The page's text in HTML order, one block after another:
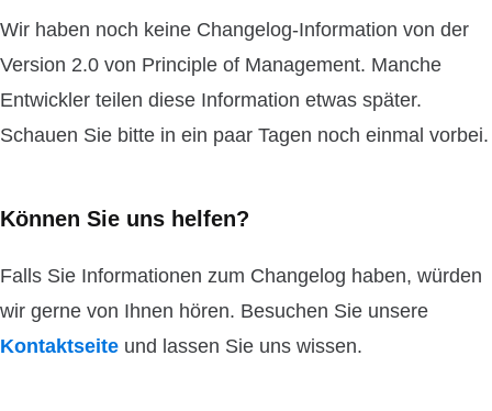
Wir haben noch keine Changelog-Information von der
Version 2.0 von Principle of Management. Manche
Entwickler teilen diese Information etwas später.
Schauen Sie bitte in ein paar Tagen noch einmal vorbei.
Können Sie uns helfen?
Falls Sie Informationen zum Changelog haben, würden
wir gerne von Ihnen hören. Besuchen Sie unsere
Kontaktseite und lassen Sie uns wissen.